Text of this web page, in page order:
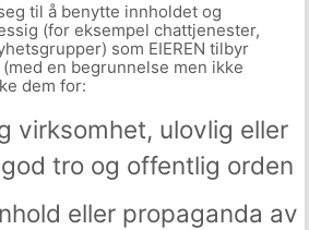
til å benytte innholdet og
(for eksempel chattjenester,
som EIEREN tilbyr
en begrunnelse men ikke
dem for:
virksomhet, ulovlig eller
tro og offentlig orden
eller propaganda av